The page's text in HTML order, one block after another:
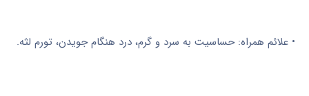
• علائم همراه: حساسیت به سرد و گرم، درد هنگام جویدن، تورم لثه.